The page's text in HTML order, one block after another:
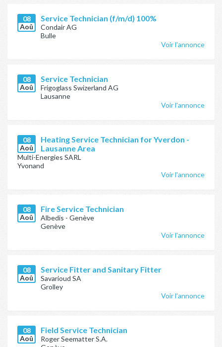
08
Aoû
Service Technician (f/m/d) 100%
Condair AG
Bulle
Voir l'annonce
08
Aoû
Service Technician
Frigoglass Swizerland AG
Lausanne
Voir l'annonce
08
Aoû
Heating Service Technician for Yverdon -
Lausanne Area
Multi-Energies SARL
Yvonand
Voir l'annonce
08
Aoû
Fire Service Technician
Albedis - Genève
Genève
Voir l'annonce
08
Aoû
Service Fitter and Sanitary Fitter
Savarioud SA
Grolley
Voir l'annonce
08
Aoû
Field Service Technician
Roger Seematter S.A.